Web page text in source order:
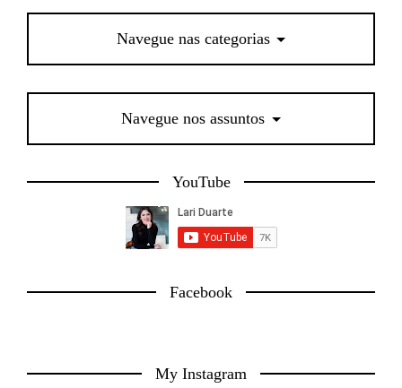
Navegue nas categorias
Navegue nos assuntos
YouTube
Facebook
My Instagram